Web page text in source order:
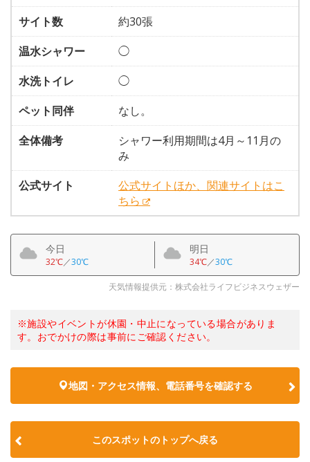
サイト数
約30張
温水シャワー
◯
水洗トイレ
◯
ペット同伴
なし。
全体備考
シャワー利用期間は4月～11月の
み
公式サイト
公式サイトほか、関連サイトはこ
ちら
今日
32℃／30℃
明日
34℃／30℃
天気情報提供元：株式会社ライフビジネスウェザー
※施設やイベントが休園・中止になっている場合がありま
す。おでかけの際は事前にご確認ください。
地図・アクセス情報、電話番号を確認する
このスポットのトップへ戻る